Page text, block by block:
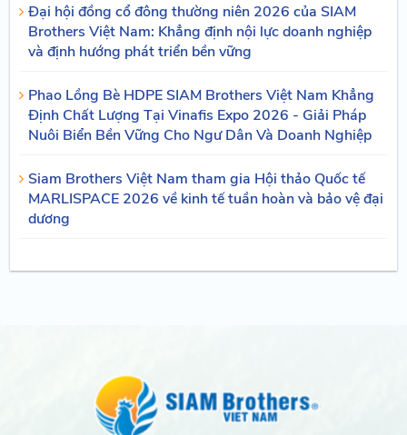
Đại hội đồng cổ đông thường niên 2026 của SIAM
Brothers Việt Nam: Khẳng định nội lực doanh nghiệp
và định hướng phát triển bền vững
Phao Lồng Bè HDPE SIAM Brothers Việt Nam Khẳng
Định Chất Lượng Tại Vinafis Expo 2026 - Giải Pháp
Nuôi Biển Bền Vững Cho Ngư Dân Và Doanh Nghiệp
Siam Brothers Việt Nam tham gia Hội thảo Quốc tế
MARLISPACE 2026 về kinh tế tuần hoàn và bảo vệ đại
dương